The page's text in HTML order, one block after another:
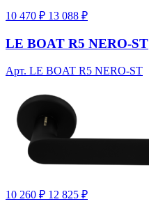
10 470 ₽ 13 088 ₽
LE BOAT R5 NERO-ST
Арт. LE BOAT R5 NERO-ST
10 260 ₽ 12 825 ₽